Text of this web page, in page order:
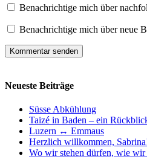
Benachrichtige mich über
Benachrichtige mich über neue
Neueste Beiträge
Süsse Abkühlung
Taizé in Baden – ein
Luzern ↔ Emmaus
Herzlich willkommen,
Wo wir stehen dürfen, wie wir